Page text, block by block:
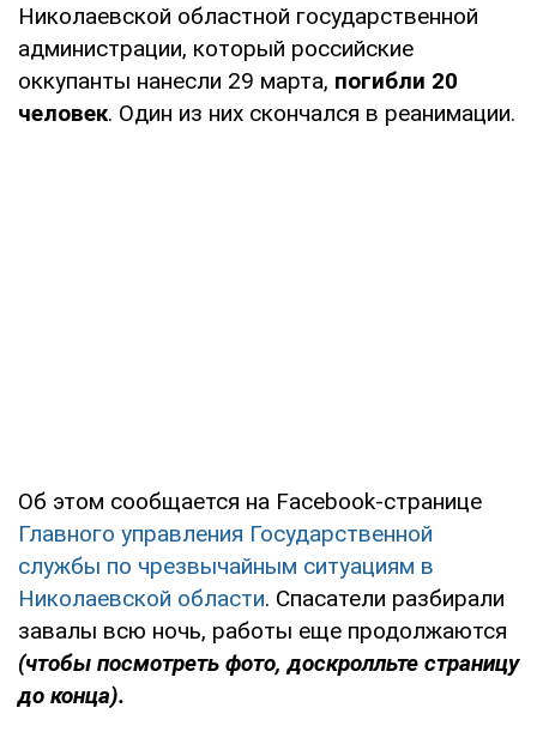
Николаевской областной государственной
администрации, который российские
оккупанты нанесли 29 марта, погибли 20
человек. Один из них скончался в реанимации.
Об этом сообщается на Facebook-странице
Главного управления Государственной
службы по чрезвычайным ситуациям в
Николаевской области. Спасатели разбирали
завалы всю ночь, работы еще продолжаются
(чтобы посмотреть фото, доскролльте страницу
до конца).